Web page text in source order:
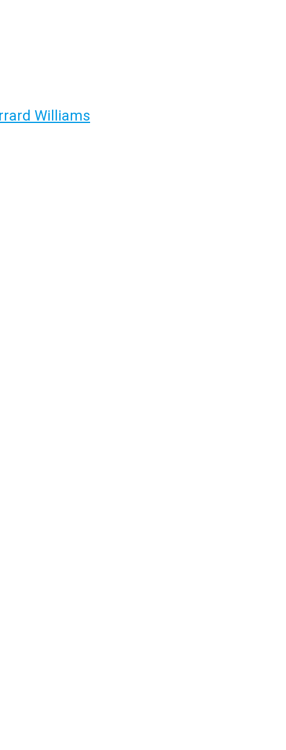
Williams